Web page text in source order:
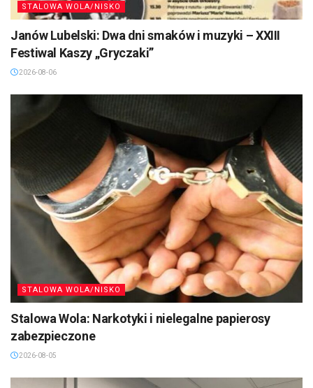
STALOWA WOLA/NISKO
Janów Lubelski: Dwa dni smaków i muzyki – XXIII
Festiwal Kaszy „Gryczaki”
2026-08-06
STALOWA WOLA/NISKO
Stalowa Wola: Narkotyki i nielegalne papierosy
zabezpieczone
2026-08-05